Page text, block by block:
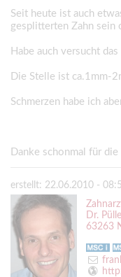
Seit heute ist auch
gesplitterten Zahn sein
Habe auch versucht
Die Stelle ist ca.1mm-
Schmerzen habe ich
Danke schonmal für
erstellt: 22.06.2010 -
Dr.
63263